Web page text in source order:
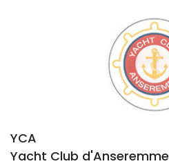
YCA
Yacht Club d'Anseremme